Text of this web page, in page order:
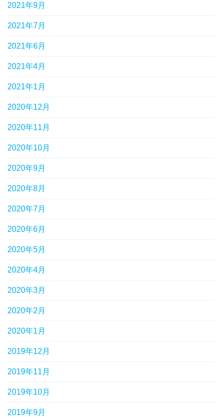
2021年9月
2021年7月
2021年6月
2021年4月
2021年1月
2020年12月
2020年11月
2020年10月
2020年9月
2020年8月
2020年7月
2020年6月
2020年5月
2020年4月
2020年3月
2020年2月
2020年1月
2019年12月
2019年11月
2019年10月
2019年9月